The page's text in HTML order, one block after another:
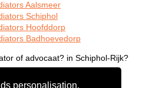
personalisation.
Aalsmeer
Schiphol
Hoofddorp
Badhoevedorp
of advocaat? in Schiphol-Rijk?